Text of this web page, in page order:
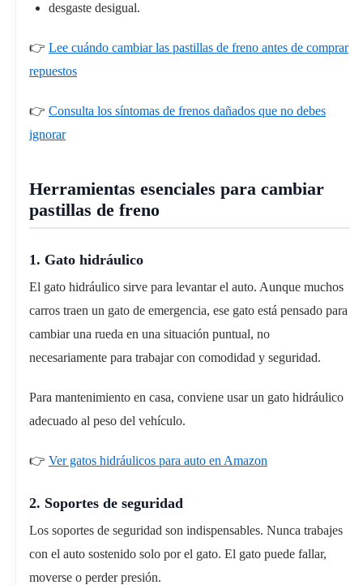
desgaste desigual.
👉 Lee cuándo cambiar las pastillas de freno antes de comprar
repuestos
👉 Consulta los síntomas de frenos dañados que no debes
ignorar
Herramientas esenciales para cambiar
pastillas de freno
1. Gato hidráulico
El gato hidráulico sirve para levantar el auto. Aunque muchos
carros traen un gato de emergencia, ese gato está pensado para
cambiar una rueda en una situación puntual, no
necesariamente para trabajar con comodidad y seguridad.
Para mantenimiento en casa, conviene usar un gato hidráulico
adecuado al peso del vehículo.
👉 Ver gatos hidráulicos para auto en Amazon
2. Soportes de seguridad
Los soportes de seguridad son indispensables. Nunca trabajes
con el auto sostenido solo por el gato. El gato puede fallar,
moverse o perder presión.